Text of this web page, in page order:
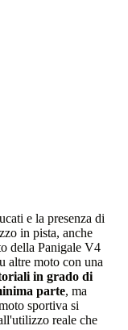
e la presenza di
in pista, anche
della Panigale V4
altre moto con una
in grado di
parte, ma
sportiva si
reale che